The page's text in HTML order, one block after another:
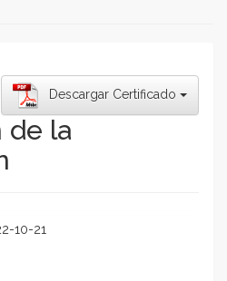
Descargar Certificado
de la
10-21